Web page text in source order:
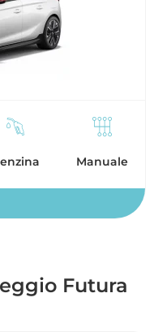
Manuale
Futura